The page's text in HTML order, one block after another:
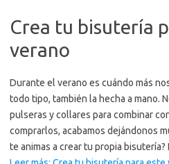
Crea tu bisutería
verano
Durante el verano es cuándo más
todo tipo, también la hecha a mano.
pulseras y collares para combinar
comprarlos, acabamos dejándonos
te animas a crear tu propia